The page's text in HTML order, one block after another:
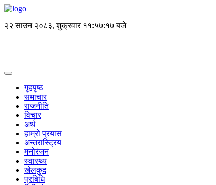
२२ साउन २०८३, शुक्रवार ११:५७:१८ बजे
गृहपृष्ठ
समाचार
राजनीति
विचार
अर्थ
हाम्रो प्रयास
अन्तरास्ट्रिय
मनोरंजन
स्वास्थ्य
खेलकुद
प्रबिधि